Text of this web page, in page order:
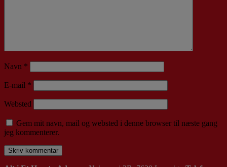
Navn *
E-mail *
Websted
Gem mit navn, mail og websted i denne browser til næste gang
jeg kommenterer.